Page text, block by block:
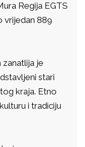
Regija EGTS
vrijedan 889
je
stari
kraja. Etno
i tradiciju